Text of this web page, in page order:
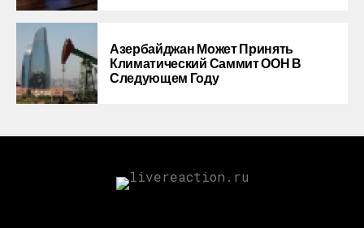
Азербайджан Может Принять
Климатический Саммит ООН В
Следующем Году